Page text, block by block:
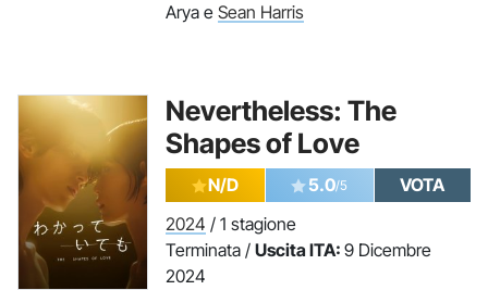
Arya e Sean Harris
Nevertheless: The
Shapes of Love
N/D 5.0/5
VOTA
2024 / 1 stagione
Terminata / Uscita ITA: 9 Dicembre
2024